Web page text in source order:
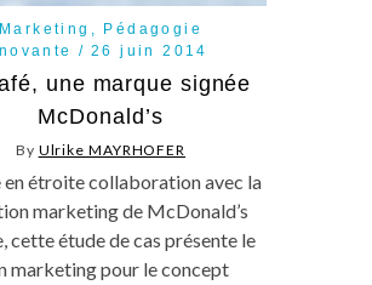
Marketing ,
Pédagogie
26 juin 2014
une marque signée
McDonald’s
By Ulrike MAYRHOFER
en étroite collaboration avec la
marketing de McDonald’s
cette étude de cas présente le
marketing pour le concept